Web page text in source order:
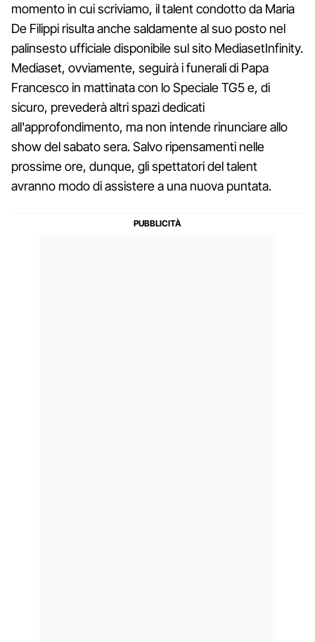
momento in cui scriviamo, il talent condotto da Maria
De Filippi risulta anche saldamente al suo posto nel
palinsesto ufficiale disponibile sul sito MediasetInfinity.
Mediaset, ovviamente, seguirà i funerali di Papa
Francesco in mattinata con lo Speciale TG5 e, di
sicuro, prevederà altri spazi dedicati
all'approfondimento, ma non intende rinunciare allo
show del sabato sera. Salvo ripensamenti nelle
prossime ore, dunque, gli spettatori del talent
avranno modo di assistere a una nuova puntata.